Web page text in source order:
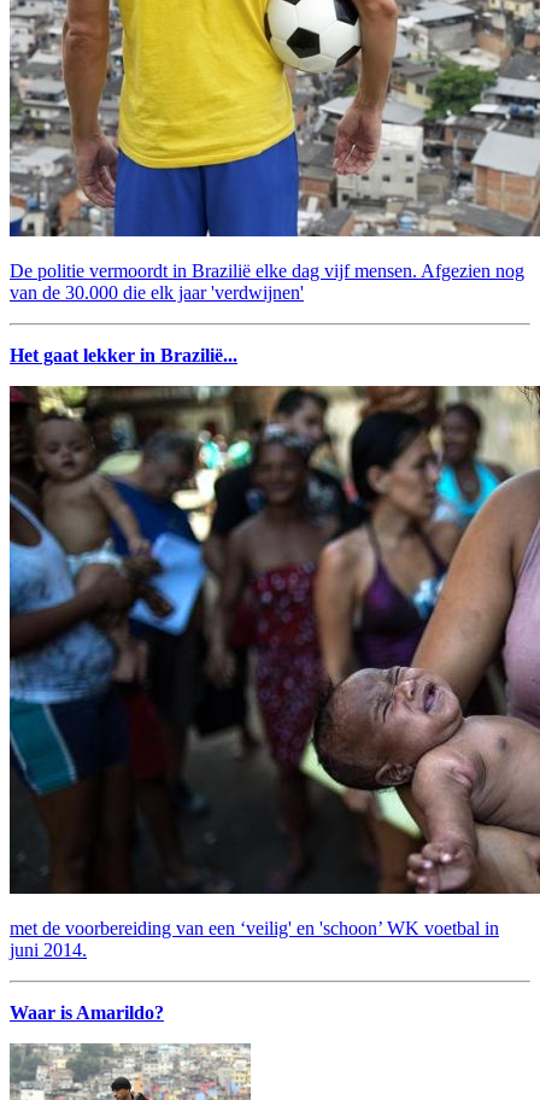
De politie vermoordt in Brazilië elke dag vijf mensen. Afgezien nog
van de 30.000 die elk jaar 'verdwijnen'
Het gaat lekker in Brazilië...
met de voorbereiding van een ‘veilig' en 'schoon’ WK voetbal in
juni 2014.
Waar is Amarildo?